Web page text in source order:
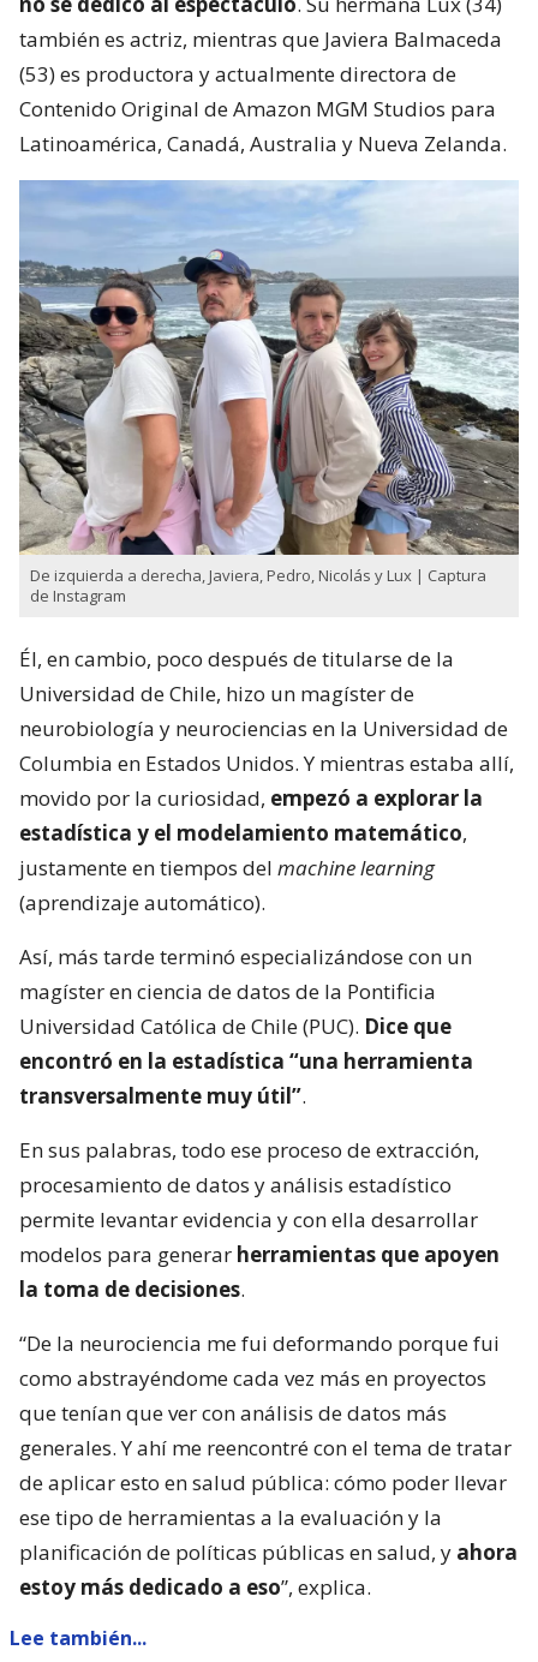
también es actriz, mientras que Javiera Balmaceda
(53) es productora y actualmente directora de
Contenido Original de Amazon MGM Studios para
Latinoamérica, Canadá, Australia y Nueva Zelanda.
De izquierda a derecha, Javiera, Pedro, Nicolás y Lux | Captura
de Instagram
Él, en cambio, poco después de titularse de la
Universidad de Chile, hizo un magíster de
neurobiología y neurociencias en la Universidad de
Columbia en Estados Unidos. Y mientras estaba allí,
movido por la curiosidad, empezó a explorar la
estadística y el modelamiento matemático,
justamente en tiempos del machine learning
(aprendizaje automático).
Así, más tarde terminó especializándose con un
magíster en ciencia de datos de la Pontificia
Universidad Católica de Chile (PUC). Dice que
encontró en la estadística “una herramienta
transversalmente muy útil”.
En sus palabras, todo ese proceso de extracción,
procesamiento de datos y análisis estadístico
permite levantar evidencia y con ella desarrollar
modelos para generar herramientas que apoyen
la toma de decisiones.
“De la neurociencia me fui deformando porque fui
como abstrayéndome cada vez más en proyectos
que tenían que ver con análisis de datos más
generales. Y ahí me reencontré con el tema de tratar
de aplicar esto en salud pública: cómo poder llevar
ese tipo de herramientas a la evaluación y la
planificación de políticas públicas en salud, y ahora
estoy más dedicado a eso”, explica.
Lee también...